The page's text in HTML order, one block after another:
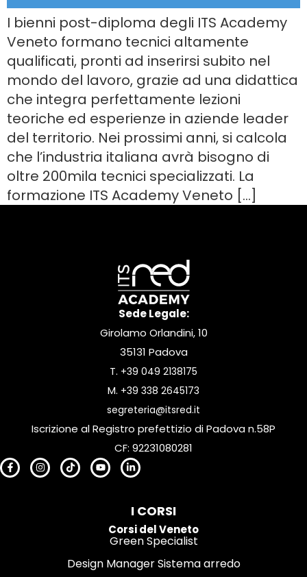
I bienni post-diploma degli ITS Academy
Veneto formano tecnici altamente
qualificati, pronti ad inserirsi subito nel
mondo del lavoro, grazie ad una didattica
che integra perfettamente lezioni
teoriche ed esperienze in aziende leader
del territorio. Nei prossimi anni, si calcola
che l’industria italiana avrà bisogno di
oltre 200mila tecnici specializzati. La
formazione ITS Academy Veneto […]
Sede Legale:
Girolamo Orlandini, 10
35131 Padova
T. +39 049 2138175
M. +39 338 2645173
segreteria@itsred.it
Iscrizione al Registro prefettizio di Padova n.58P
CF: 92231080281
I CORSI
Corsi del Veneto
Green Specialist
Design Manager Sistema arredo